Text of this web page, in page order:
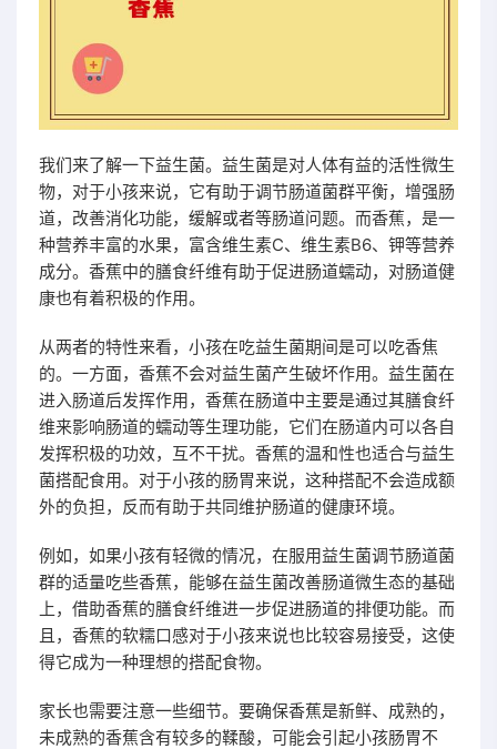
我们来了解一下益生菌。益生菌是对人体有益的活性微生
物，对于小孩来说，它有助于调节肠道菌群平衡，增强肠
道，改善消化功能，缓解或者等肠道问题。而香蕉，是一
种营养丰富的水果，富含维生素C、维生素B6、钾等营养
成分。香蕉中的膳食纤维有助于促进肠道蠕动，对肠道健
康也有着积极的作用。
从两者的特性来看，小孩在吃益生菌期间是可以吃香焦
的。一方面，香蕉不会对益生菌产生破坏作用。益生菌在
进入肠道后发挥作用，香蕉在肠道中主要是通过其膳食纤
维来影响肠道的蠕动等生理功能，它们在肠道内可以各自
发挥积极的功效，互不干扰。香蕉的温和性也适合与益生
菌搭配食用。对于小孩的肠胃来说，这种搭配不会造成额
外的负担，反而有助于共同维护肠道的健康环境。
例如，如果小孩有轻微的情况，在服用益生菌调节肠道菌
群的适量吃些香蕉，能够在益生菌改善肠道微生态的基础
上，借助香蕉的膳食纤维进一步促进肠道的排便功能。而
且，香蕉的软糯口感对于小孩来说也比较容易接受，这使
得它成为一种理想的搭配食物。
家长也需要注意一些细节。要确保香蕉是新鲜、成熟的，
未成熟的香蕉含有较多的鞣酸，可能会引起小孩肠胃不